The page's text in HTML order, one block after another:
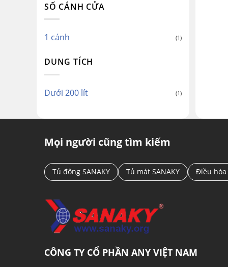
SỐ CÁNH CỬA
1 cánh (1)
DUNG TÍCH
Dưới 200 lít (1)
Mọi người cũng tìm kiếm
Tủ đông SANAKY Tủ mát SANAKY Điều hòa
CÔNG TY CỔ PHẦN ANY VIỆT NAM